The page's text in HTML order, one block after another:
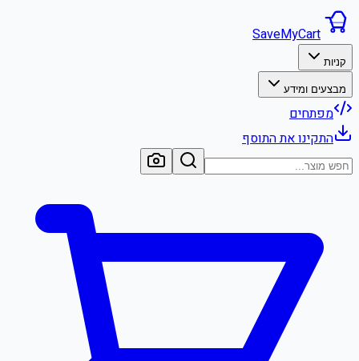
SaveMyCart
קניות
מבצעים ומידע
מפתחים
התקינו את התוסף